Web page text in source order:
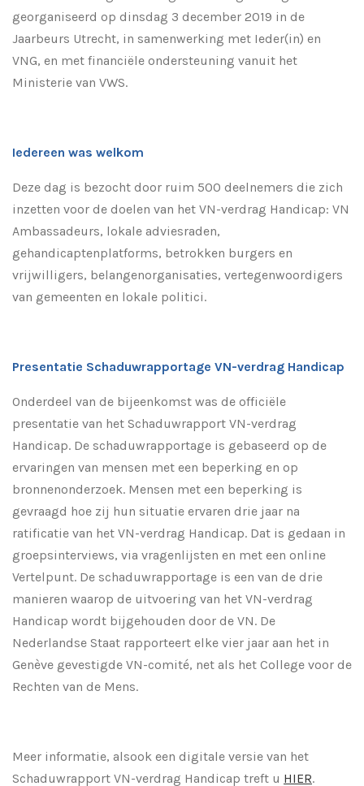
georganiseerd op dinsdag 3 december 2019 in de
Jaarbeurs Utrecht, in samenwerking met Ieder(in) en
VNG, en met financiële ondersteuning vanuit het
Ministerie van VWS.
Iedereen was welkom
Deze dag is bezocht door ruim 500 deelnemers die zich
inzetten voor de doelen van het VN-verdrag Handicap: VN
Ambassadeurs, lokale adviesraden,
gehandicaptenplatforms, betrokken burgers en
vrijwilligers, belangenorganisaties, vertegenwoordigers
van gemeenten en lokale politici.
Presentatie Schaduwrapportage VN-verdrag Handicap
Onderdeel van de bijeenkomst was de officiële
presentatie van het Schaduwrapport VN-verdrag
Handicap. De schaduwrapportage is gebaseerd op de
ervaringen van mensen met een beperking en op
bronnenonderzoek. Mensen met een beperking is
gevraagd hoe zij hun situatie ervaren drie jaar na
ratificatie van het VN-verdrag Handicap. Dat is gedaan in
groepsinterviews, via vragenlijsten en met een online
Vertelpunt. De schaduwrapportage is een van de drie
manieren waarop de uitvoering van het VN-verdrag
Handicap wordt bijgehouden door de VN. De
Nederlandse Staat rapporteert elke vier jaar aan het in
Genève gevestigde VN-comité, net als het College voor de
Rechten van de Mens.
Meer informatie, alsook een digitale versie van het
Schaduwrapport VN-verdrag Handicap treft u HIER.